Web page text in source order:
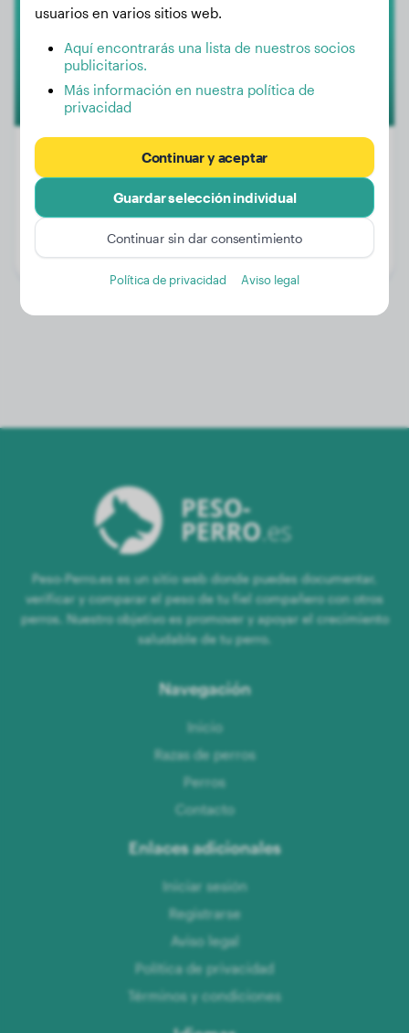
Edad:
1 año, 9 meses
Género:
Perra
Peso-Perro.es es un sitio web donde puedes documentar,
verificar y comparar el peso de tu fiel compañero con otros
perros. Nuestro objetivo es promover y apoyar el crecimiento
saludable de tu perro.
Navegación
Inicio
Razas de perros
Perros
Contacto
Enlaces adicionales
Iniciar sesión
Registrarse
Aviso legal
Política de privacidad
Términos y condiciones
usuarios en varios sitios web.
Aquí encontrarás una lista de nuestros socios
publicitarios.
Más información en nuestra política de
privacidad
Continuar y aceptar
Guardar selección individual
Continuar sin dar consentimiento
Política de privacidad Aviso legal